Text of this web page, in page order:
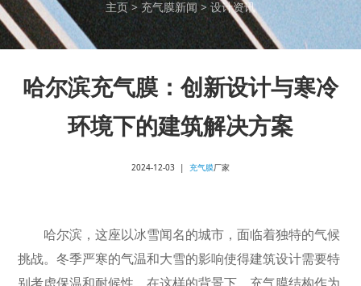
主页> 充气膜新闻> 设计资讯
哈尔滨充气膜：创新设计与寒冷
环境下的建筑解决方案
2024-12-03 | 充气膜厂家
哈尔滨，这座以冰雪闻名的城市，面临着独特的气候
挑战。冬季严寒的气温和大雪的影响使得建筑设计需要特